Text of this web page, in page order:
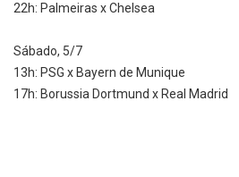
22h: Palmeiras x Chelsea
Sábado, 5/7
13h: PSG x Bayern de Munique
17h: Borussia Dortmund x Real Madrid